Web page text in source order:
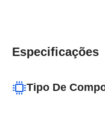
Especificações
Tipo De